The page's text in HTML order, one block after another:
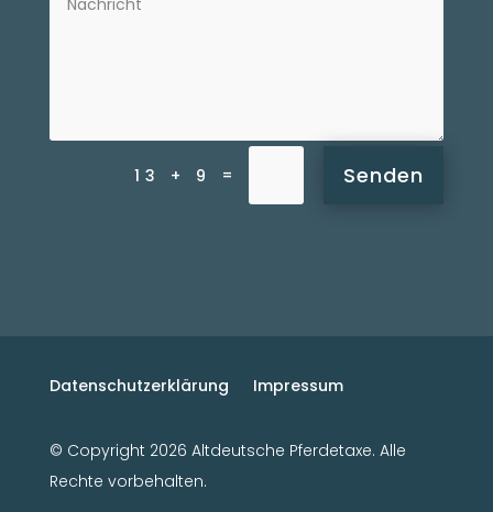
13 + 9 = Senden
Datenschutzerklärung Impressum
© Copyright 2026 Altdeutsche Pferdetaxe. Alle
Rechte vorbehalten.